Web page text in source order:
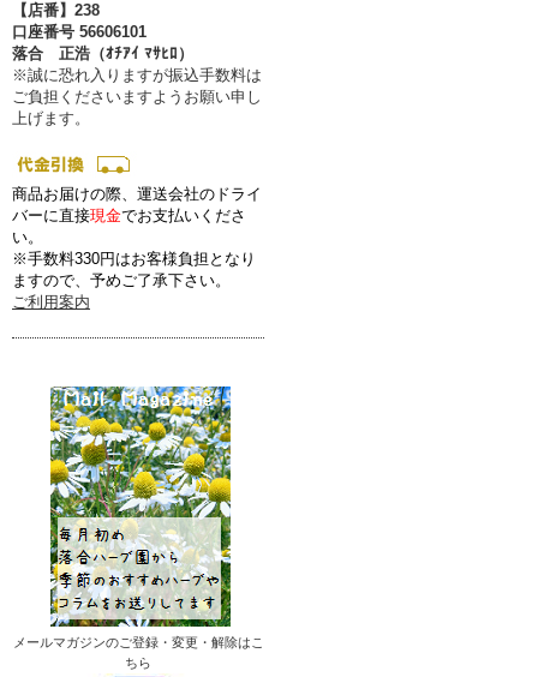
【店番】238
口座番号 56606101
落合 正浩（ｵﾁｱｲ ﾏｻﾋﾛ）
※誠に恐れ入りますが振込手数料は
ご負担くださいますようお願い申し
上げます。
商品お届けの際、運送会社のドライ
バーに直接現金でお支払いくださ
い。
※手数料330円はお客様負担となり
ますので、予めご了承下さい。
ご利用案内
メールマガジンのご登録・変更・解除はこ
ちら